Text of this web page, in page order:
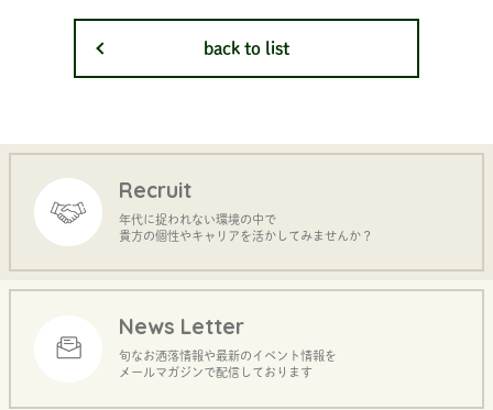
back to list
Recruit
年代に捉われない環境の中で
貴方の個性やキャリアを活かしてみませんか？
News Letter
旬なお洒落情報や最新のイベント情報を
メールマガジンで配信しております